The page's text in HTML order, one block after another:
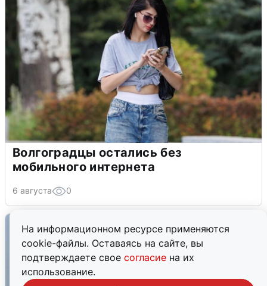
На информационном ресурсе применяются
cookie-файлы. Оставаясь на сайте, вы
подтверждаете свое согласие на их
использование.
Волгоградцы остались без
мобильного интернета
6 августа 0